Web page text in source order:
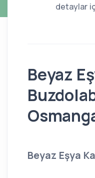
detaylar
Beyaz
Beyaz Eşya